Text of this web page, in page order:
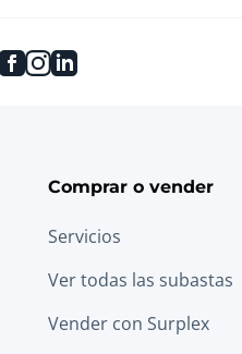
facebook
instagram
linkedin
Comprar o vender
Servicios
Ver todas las subastas
Vender con Surplex